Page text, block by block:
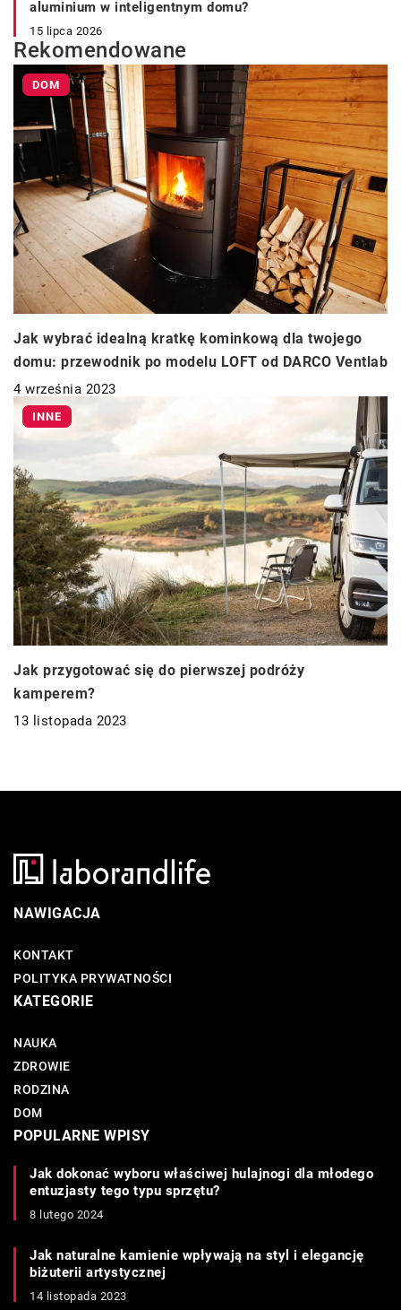
aluminium w inteligentnym domu?
15 lipca 2026
Rekomendowane
DOM
Jak wybrać idealną kratkę kominkową dla twojego
domu: przewodnik po modelu LOFT od DARCO Ventlab
4 września 2023
INNE
Jak przygotować się do pierwszej podróży
kamperem?
13 listopada 2023
NAWIGACJA
KONTAKT
POLITYKA PRYWATNOŚCI
KATEGORIE
NAUKA
ZDROWIE
RODZINA
DOM
POPULARNE WPISY
Jak dokonać wyboru właściwej hulajnogi dla młodego
entuzjasty tego typu sprzętu?
8 lutego 2024
Jak naturalne kamienie wpływają na styl i elegancję
biżuterii artystycznej
14 listopada 2023